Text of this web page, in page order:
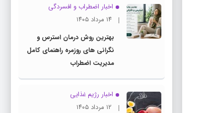
اخبار اضطراب و افسردگی
۱۴ مرداد ۱۴۰۵
بهترین روش درمان استرس و
نگرانی های روزمره راهنمای کامل
مدیریت اضطراب
اخبار رژیم غذایی
۱۲ مرداد ۱۴۰۵